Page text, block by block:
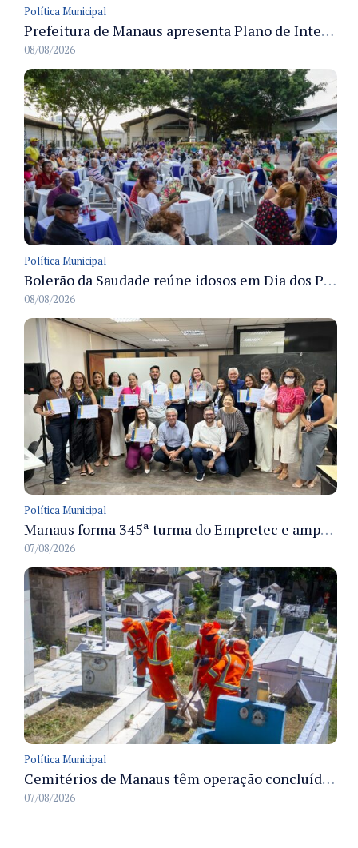
Política Municipal
Prefeitura de Manaus apresenta Plano de Integridade da CGM e qualifica servidores para governança e conformidade no biênio 2027-2028
08/08/2026
Política Municipal
Bolerão da Saudade reúne idosos em Dia dos Pais promovido pela Fundação Dr. Thomas em Manaus
08/08/2026
Política Municipal
Manaus forma 345ª turma do Empretec e amplia qualificação de empreendedores na cidade
07/08/2026
Política Municipal
Cemitérios de Manaus têm operação concluída e estrutura pronta para receber famílias no Dia dos Pais
07/08/2026